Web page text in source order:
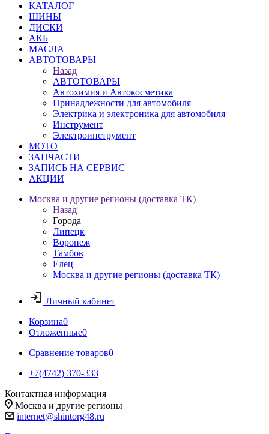
КАТАЛОГ
ШИНЫ
ДИСКИ
АКБ
МАСЛА
АВТОТОВАРЫ
Назад
АВТОТОВАРЫ
Автохимия и Автокосметика
Принадлежности для автомобиля
Электрика и электроника для автомобиля
Инструмент
Электроинструмент
МОТО
ЗАПЧАСТИ
ЗАПИСЬ НА СЕРВИС
АКЦИИ
Москва и другие регионы (доставка ТК)
Назад
Города
Липецк
Воронеж
Тамбов
Елец
Москва и другие регионы (доставка ТК)
Личный кабинет
Корзина0
Отложенные0
Сравнение товаров0
+7(4742) 370-333
Контактная информация
Москва и другие регионы
internet@shintorg48.ru